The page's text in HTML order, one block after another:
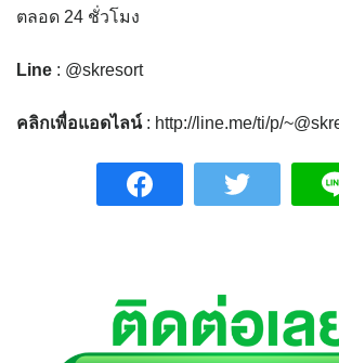
ตลอด 24 ชั่วโมง
Line : @skresort
คลิกเพื่อแอดไลน์: http://line.me/ti/p/